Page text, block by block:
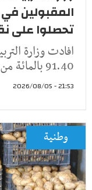
المقبولين
تحصلوا على
افادت وزارة
91.40 بالمائة من المترشحين المقبولين في حركة ال
21:53 - 2026/08/05
وطنية